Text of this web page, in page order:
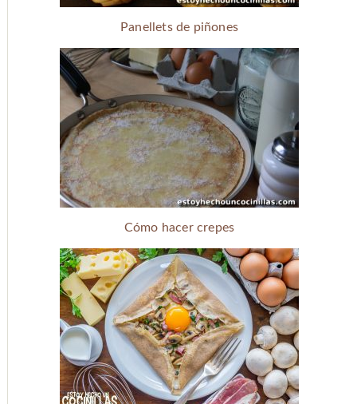
Panellets de piñones
Cómo hacer crepes